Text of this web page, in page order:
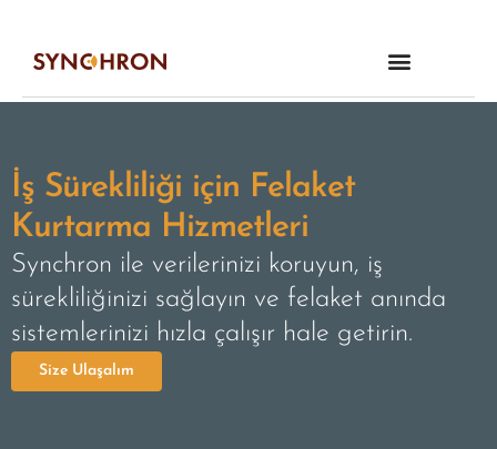
İş Sürekliliği için Felaket
Kurtarma Hizmetleri
Synchron ile verilerinizi koruyun, iş
sürekliliğinizi sağlayın ve felaket anında
sistemlerinizi hızla çalışır hale getirin.
Size Ulaşalım